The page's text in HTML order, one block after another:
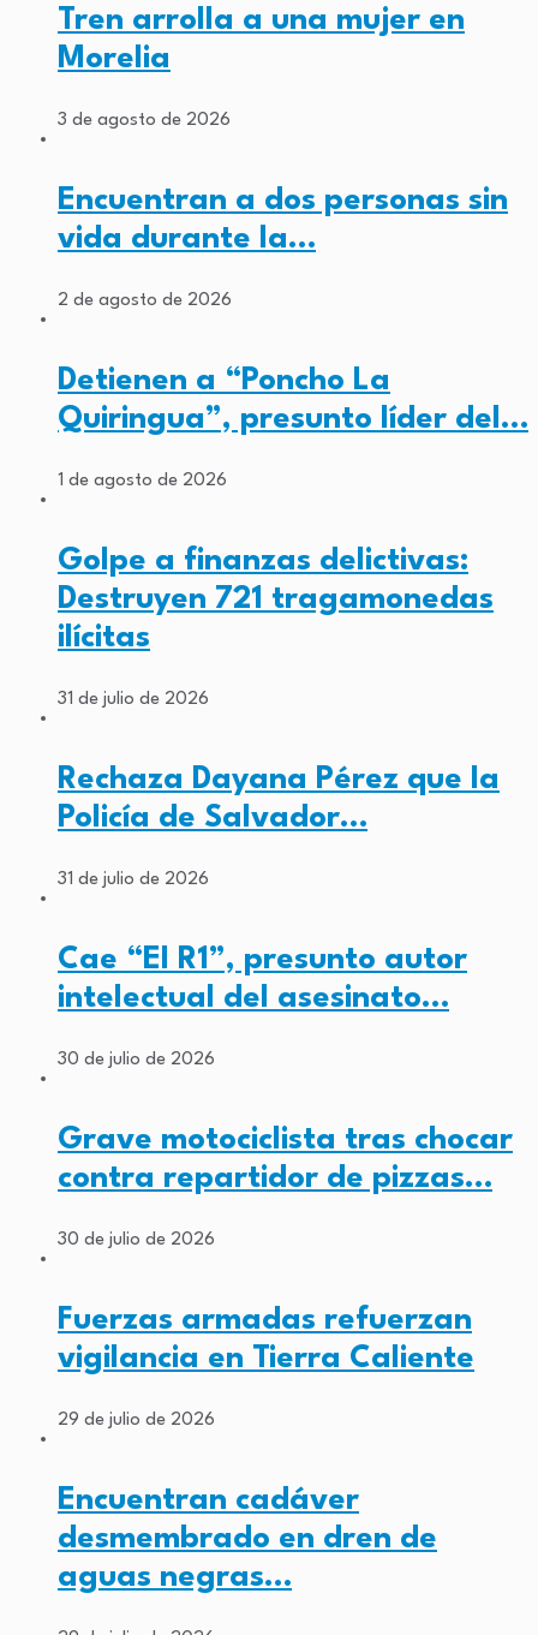
Tren arrolla a una mujer en
Morelia
3 de agosto de 2026
Encuentran a dos personas sin
vida durante la…
2 de agosto de 2026
Detienen a “Poncho La
Quiringua”, presunto líder del…
1 de agosto de 2026
Golpe a finanzas delictivas:
Destruyen 721 tragamonedas
ilícitas
31 de julio de 2026
Rechaza Dayana Pérez que la
Policía de Salvador…
31 de julio de 2026
Cae “El R1”, presunto autor
intelectual del asesinato…
30 de julio de 2026
Grave motociclista tras chocar
contra repartidor de pizzas…
30 de julio de 2026
Fuerzas armadas refuerzan
vigilancia en Tierra Caliente
29 de julio de 2026
Encuentran cadáver
desmembrado en dren de
aguas negras…